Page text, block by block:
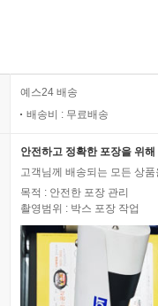
예스24 배송
배송비 : 무료배송
안전하고 정확한 포장을 위
고객님께 배송되는 모든 상
목적 : 안전한 포장 관리
촬영범위 : 박스 포장 작업